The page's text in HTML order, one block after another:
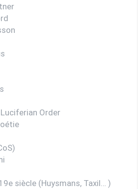
Order
siècle (Huysmans, Taxil… )